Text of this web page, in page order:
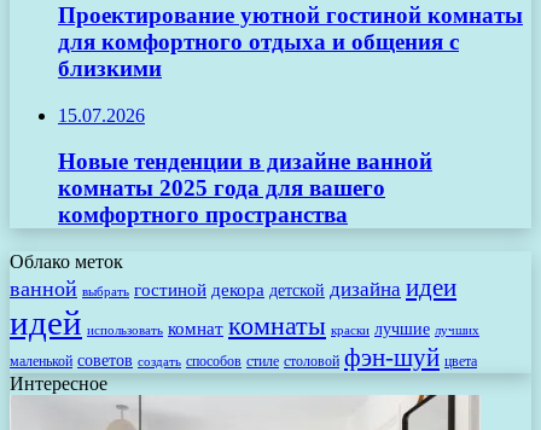
Проектирование уютной гостиной комнаты
для комфортного отдыха и общения с
близкими
15.07.2026
Новые тенденции в дизайне ванной
комнаты 2025 года для вашего
комфортного пространства
Облако меток
ванной выбрать гостиной декора детской дизайна идеи
идей использовать комнат комнаты краски лучшие лучших
маленькой советов создать способов стиле столовой фэн-шуй цвета
Интересное